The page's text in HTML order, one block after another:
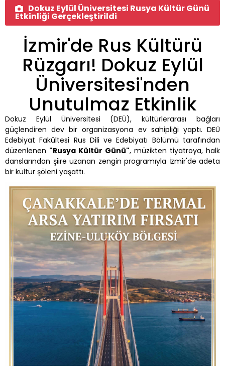
Dokuz Eylül Üniversitesi Rusya Kültür Günü
Etkinliği Gerçekleştirildi
İzmir'de Rus Kültürü
Rüzgarı! Dokuz Eylül
Üniversitesi'nden
Unutulmaz Etkinlik
Dokuz Eylül Üniversitesi (DEÜ), kültürlerarası bağları
güçlendiren dev bir organizasyona ev sahipliği yaptı. DEÜ
Edebiyat Fakültesi Rus Dili ve Edebiyatı Bölümü tarafından
düzenlenen "Rusya Kültür Günü", müzikten tiyatroya, halk
danslarından şiire uzanan zengin programıyla İzmir'de adeta
bir kültür şöleni yaşattı.